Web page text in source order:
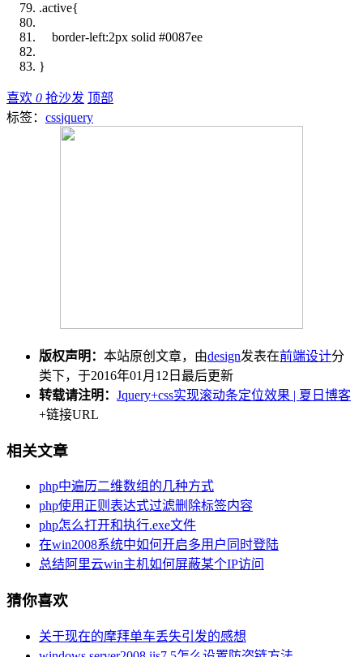
.active{
border-left:2px solid #0087ee
}
喜欢 0 抢沙发 顶部
标签： cssjquery
版权声明： 本站原创文章，由design发表在前端设计分
类下，于2016年01月12日最后更新
转载请注明： Jquery+css实现滚动条定位效果 | 夏日博客
+链接URL
相关文章
php中遍历二维数组的几种方式
php使用正则表达式过滤删除标签内容
php怎么打开和执行.exe文件
在win2008系统中如何开启多用户同时登陆
总结阿里云win主机如何屏蔽某个IP访问
猜你喜欢
关于现在的摩拜单车丢失引发的感想